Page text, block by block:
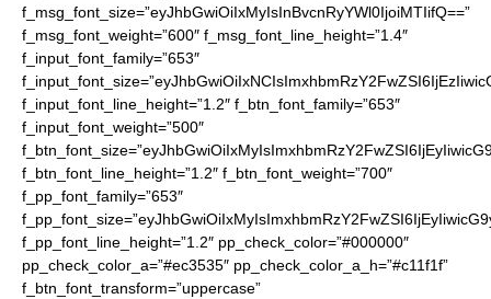
f_msg_font_size=”eyJhbGwiOiIxMyIsInBvcnRyYWl0IjoiMTIifQ==”
f_msg_font_weight=”600″ f_msg_font_line_height=”1.4″
f_input_font_family=”653″
f_input_font_line_height=”1.2″ f_btn_font_family=”653″
f_input_font_weight=”500″
f_btn_font_line_height=”1.2″ f_btn_font_weight=”700″
f_pp_font_family=”653″
f_pp_font_line_height=”1.2″ pp_check_color=”#000000″
pp_check_color_a=”#ec3535″ pp_check_color_a_h=”#c11f1f”
f_btn_font_transform=”uppercase”